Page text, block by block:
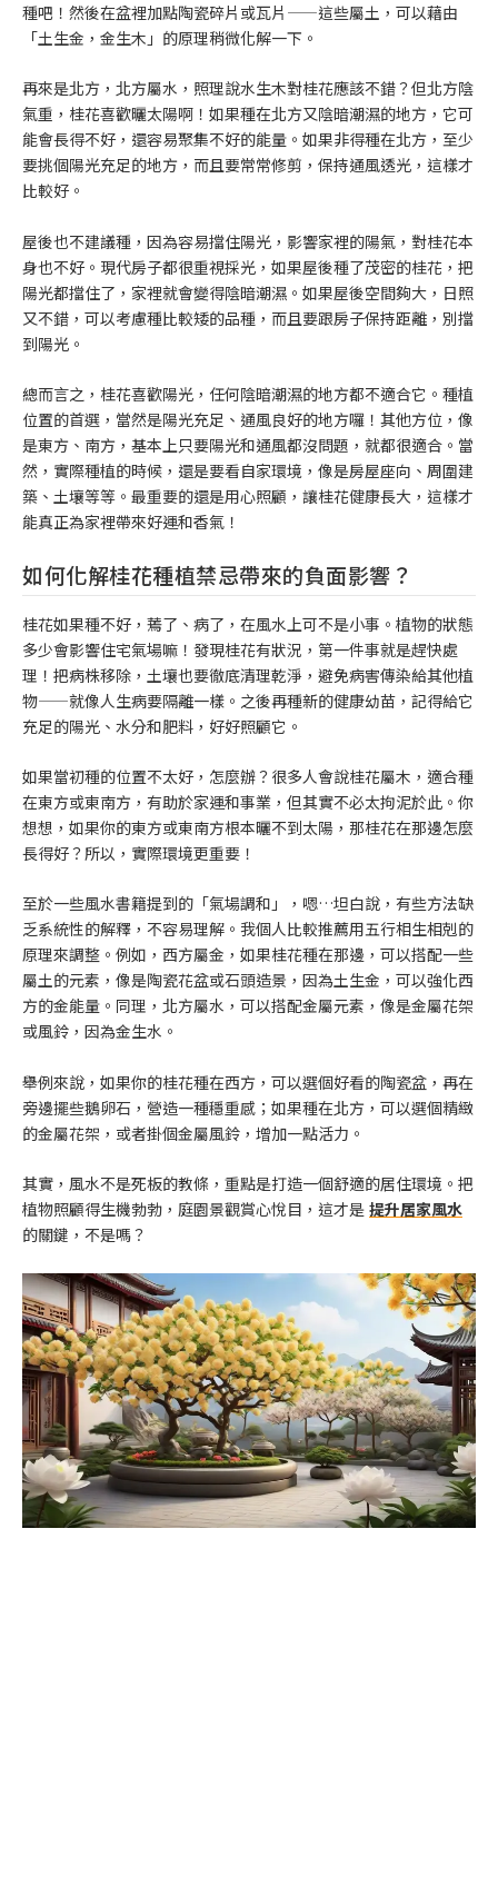
種吧！然後在盆裡加點陶瓷碎片或瓦片——這些屬土，可以藉由
「土生金，金生木」的原理稍微化解一下。
再來是北方，北方屬水，照理說水生木對桂花應該不錯？但北方陰
氣重，桂花喜歡曬太陽啊！如果種在北方又陰暗潮濕的地方，它可
能會長得不好，還容易聚集不好的能量。如果非得種在北方，至少
要挑個陽光充足的地方，而且要常常修剪，保持通風透光，這樣才
比較好。
屋後也不建議種，因為容易擋住陽光，影響家裡的陽氣，對桂花本
身也不好。現代房子都很重視採光，如果屋後種了茂密的桂花，把
陽光都擋住了，家裡就會變得陰暗潮濕。如果屋後空間夠大，日照
又不錯，可以考慮種比較矮的品種，而且要跟房子保持距離，別擋
到陽光。
總而言之，桂花喜歡陽光，任何陰暗潮濕的地方都不適合它。種植
位置的首選，當然是陽光充足、通風良好的地方囉！其他方位，像
是東方、南方，基本上只要陽光和通風都沒問題，就都很適合。當
然，實際種植的時候，還是要看自家環境，像是房屋座向、周圍建
築、土壤等等。最重要的還是用心照顧，讓桂花健康長大，這樣才
能真正為家裡帶來好運和香氣！
如何化解桂花種植禁忌帶來的負面影響？
桂花如果種不好，蔫了、病了，在風水上可不是小事。植物的狀態
多少會影響住宅氣場嘛！發現桂花有狀況，第一件事就是趕快處
理！把病株移除，土壤也要徹底清理乾淨，避免病害傳染給其他植
物——就像人生病要隔離一樣。之後再種新的健康幼苗，記得給它
充足的陽光、水分和肥料，好好照顧它。
如果當初種的位置不太好，怎麼辦？很多人會說桂花屬木，適合種
在東方或東南方，有助於家運和事業，但其實不必太拘泥於此。你
想想，如果你的東方或東南方根本曬不到太陽，那桂花在那邊怎麼
長得好？所以，實際環境更重要！
至於一些風水書籍提到的「氣場調和」，嗯…坦白說，有些方法缺
乏系統性的解釋，不容易理解。我個人比較推薦用五行相生相剋的
原理來調整。例如，西方屬金，如果桂花種在那邊，可以搭配一些
屬土的元素，像是陶瓷花盆或石頭造景，因為土生金，可以強化西
方的金能量。同理，北方屬水，可以搭配金屬元素，像是金屬花架
或風鈴，因為金生水。
舉例來說，如果你的桂花種在西方，可以選個好看的陶瓷盆，再在
旁邊擺些鵝卵石，營造一種穩重感；如果種在北方，可以選個精緻
的金屬花架，或者掛個金屬風鈴，增加一點活力。
其實，風水不是死板的教條，重點是打造一個舒適的居住環境。把
植物照顧得生機勃勃，庭園景觀賞心悅目，這才是 提升居家風水
的關鍵，不是嗎？